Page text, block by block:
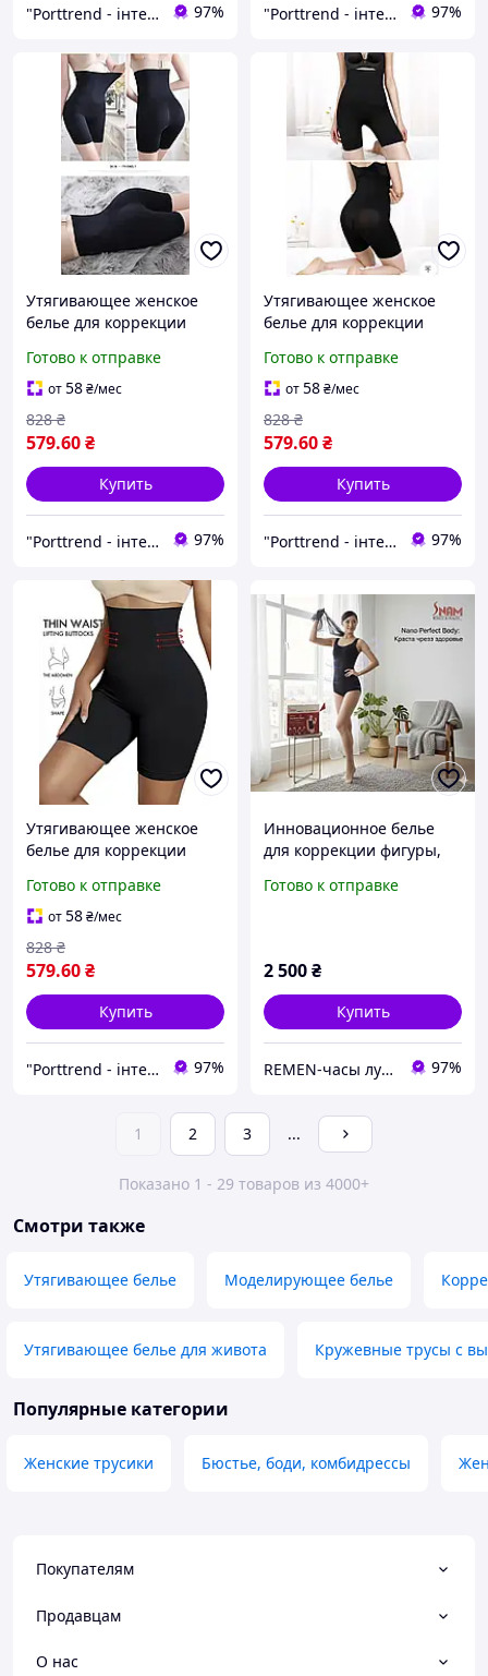
"Porttrend - інтернет магазин приємних подарунків" 97% "Porttrend - інтернет магазин приємних подарунків" 97%
Утягивающее женское
белье для коррекции
бандаж с корсетными
вставками L цвет черный
Готово к отправке
от58₴/мес
579.60₴
828 ₴
Купить
"Porttrend - інтернет магазин приємних подарунків" 97%
Утягивающее женское
белье для коррекции
бандаж с корсетными
вставками ХL цвет
черный
Готово к отправке
от58₴/мес
579.60₴
828 ₴
Купить
"Porttrend - інтернет магазин приємних подарунків" 97%
Утягивающее женское
белье для коррекции
бандаж с корсетными
вставками ХХL цвет
черный
Готово к отправке
от58₴/мес
579.60₴
828 ₴
Купить
"Porttrend - інтернет магазин приємних подарунків" 97%
Инновационное белье
для коррекции фигуры,
нанотехнологиям
Готово к отправке
2 500₴
Купить
REMEN-часы лучший подарок 97%
1 2 3 ...
Показано 1 - 29 товаров из 4000+
Смотри также
Утягивающее белье Моделирующее белье
Утягивающее белье для живота Кружевные трусы с
Популярные категории
Женские трусики Бюстье, боди, комбидрессы
Покупателям
Продавцам
О нас